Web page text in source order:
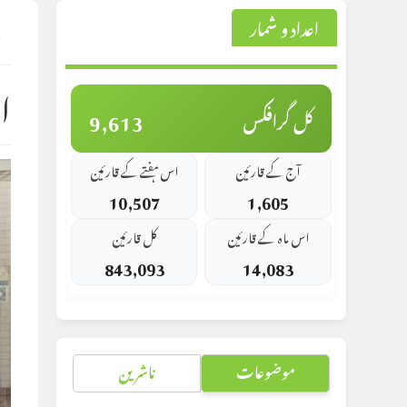
اعداد و شمار
کل گرافکس 9,613
آج کے قارئین
1,605
اس ہفتے کے قارئین
10,507
اس ماہ کے قارئین
14,083
کل قارئین
843,093
موضوعات ناشرین